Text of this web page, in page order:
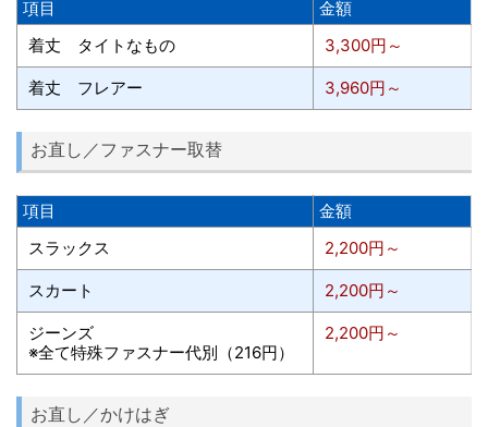
項目
金額
着丈 タイトなもの
3,300円～
着丈 フレアー 3,960円～
お直し／ファスナー取替
項目
金額
スラックス
2,200円～
スカート 2,200円～
ジーンズ
※全て特殊ファスナー代別（216円）
2,200円～
お直し／かけはぎ